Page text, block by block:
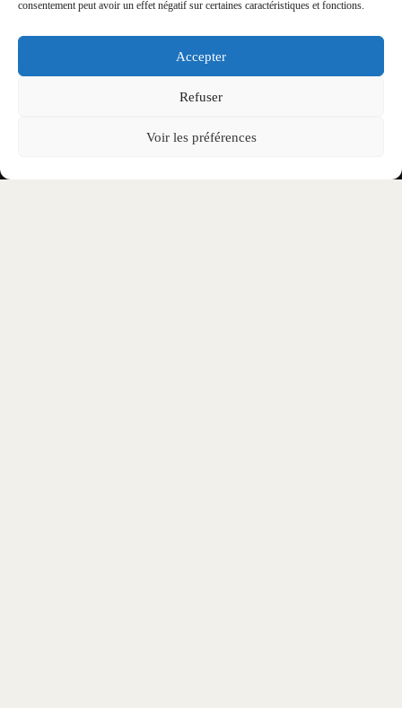
consentement peut avoir un effet négatif sur certaines caractéristiques et fonctions.
Accepter
Refuser
Voir les préférences
REJOINS-NOUS SUR NOS RÉSEAUX
SOCIAUX